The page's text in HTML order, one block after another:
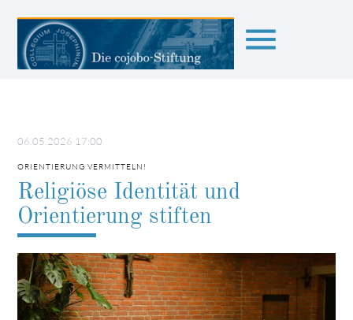
menu
06.05.2026 17:00
ORIENTIERUNG VERMITTELN!
Religiöse Identität und
Orientierung stiften